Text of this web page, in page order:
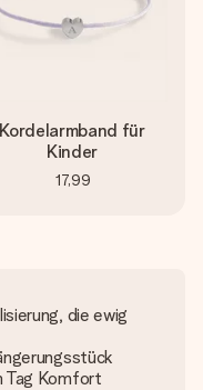
Kordelarmband für
Kinder
17,99
die ewig
Tag Komfort